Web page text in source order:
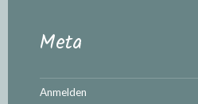
Meta
Anmelden